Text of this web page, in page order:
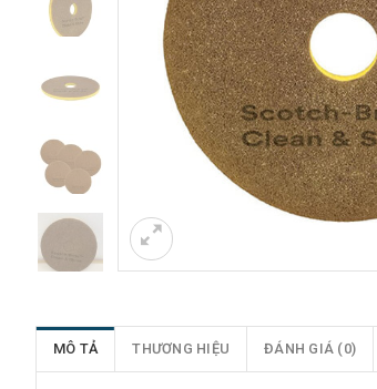
MÔ TẢ THƯƠNG HIỆU ĐÁNH GIÁ (0)